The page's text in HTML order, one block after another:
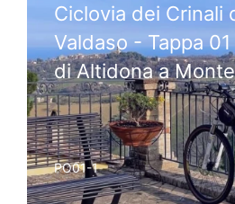
Ciclovia dei Crinali
Valdaso - Tappa
di Altidona a
PO01-1